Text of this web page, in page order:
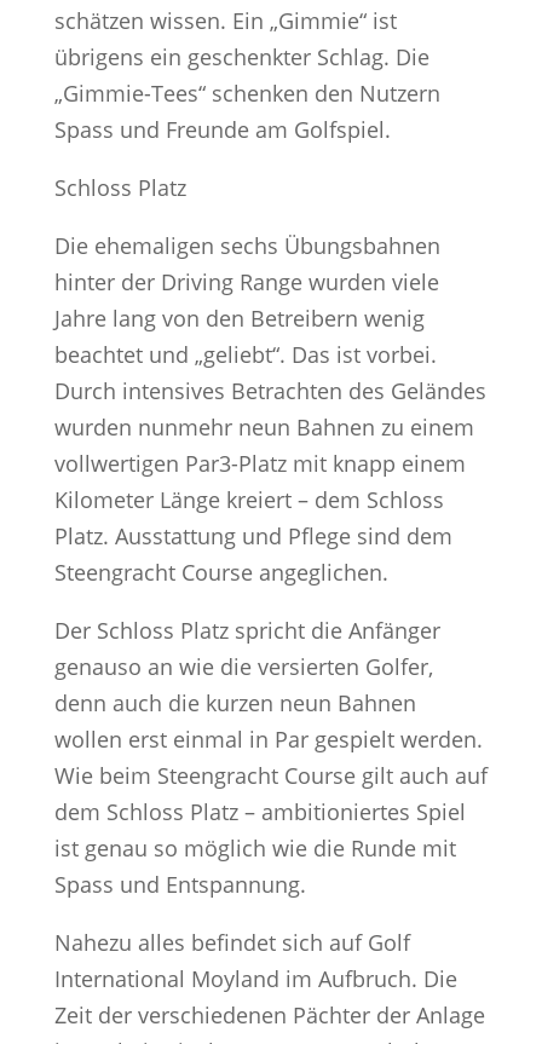
schätzen wissen. Ein „Gimmie“ ist
übrigens ein geschenkter Schlag. Die
„Gimmie-Tees“ schenken den Nutzern
Spass und Freunde am Golfspiel.
Schloss Platz
Die ehemaligen sechs Übungsbahnen
hinter der Driving Range wurden viele
Jahre lang von den Betreibern wenig
beachtet und „geliebt“. Das ist vorbei.
Durch intensives Betrachten des Geländes
wurden nunmehr neun Bahnen zu einem
vollwertigen Par3-Platz mit knapp einem
Kilometer Länge kreiert – dem Schloss
Platz. Ausstattung und Pflege sind dem
Steengracht Course angeglichen.
Der Schloss Platz spricht die Anfänger
genauso an wie die versierten Golfer,
denn auch die kurzen neun Bahnen
wollen erst einmal in Par gespielt werden.
Wie beim Steengracht Course gilt auch auf
dem Schloss Platz – ambitioniertes Spiel
ist genau so möglich wie die Runde mit
Spass und Entspannung.
Nahezu alles befindet sich auf Golf
International Moyland im Aufbruch. Die
Zeit der verschiedenen Pächter der Anlage